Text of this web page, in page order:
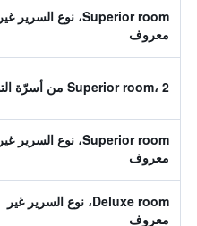
Superior room، نوع السرير غير
معروف
Superior room، 2 من أسرّة التوأم
Superior room، نوع السرير غير
معروف
Deluxe room، نوع السرير غير
معروف